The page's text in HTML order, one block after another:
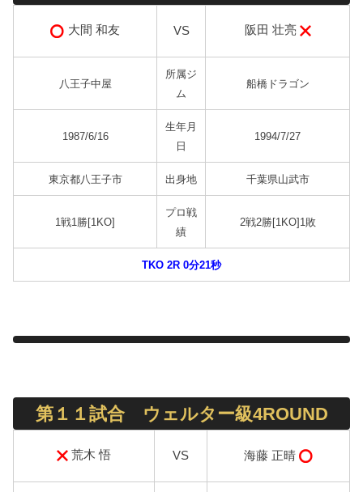
大間 和友 VS 阪田 壮亮
八王子中屋
所属ジ
ム
船橋ドラゴン
1987/6/16
生年月
日
1994/7/27
東京都八王子市 出身地 千葉県山武市
1戦1勝[1KO]
プロ戦
績
2戦2勝[1KO]1敗
TKO 2R 0分21秒
第１１試合 ウェルター級4ROUND
荒木 悟 VS 海藤 正晴